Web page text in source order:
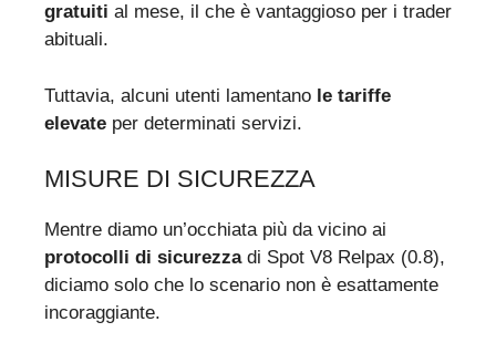
gratuiti al mese, il che è vantaggioso per i trader
abituali.
Tuttavia, alcuni utenti lamentano le tariffe
elevate per determinati servizi.
MISURE DI SICUREZZA
Mentre diamo un’occhiata più da vicino ai
protocolli di sicurezzadi Spot V8 Relpax (0.8),
diciamo solo che lo scenario non è esattamente
incoraggiante.